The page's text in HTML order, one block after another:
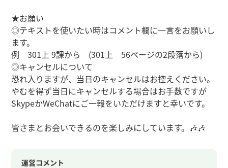
★お願い
◎テキストを使いたい時はコメント欄に一言をお願いし
ます。
例 301上 9課から (301上 56ページの2段落から)
◎キャンセルについて
恐れ入りますが、当日のキャンセルはお控えください。
やむを得ず当日にキャンセルする場合はお手数ですが
SkypeかWeChatにご一報をいただけますと幸いです。
皆さまとお会いできるのを楽しみにしています。🎶🎶
運営コメント